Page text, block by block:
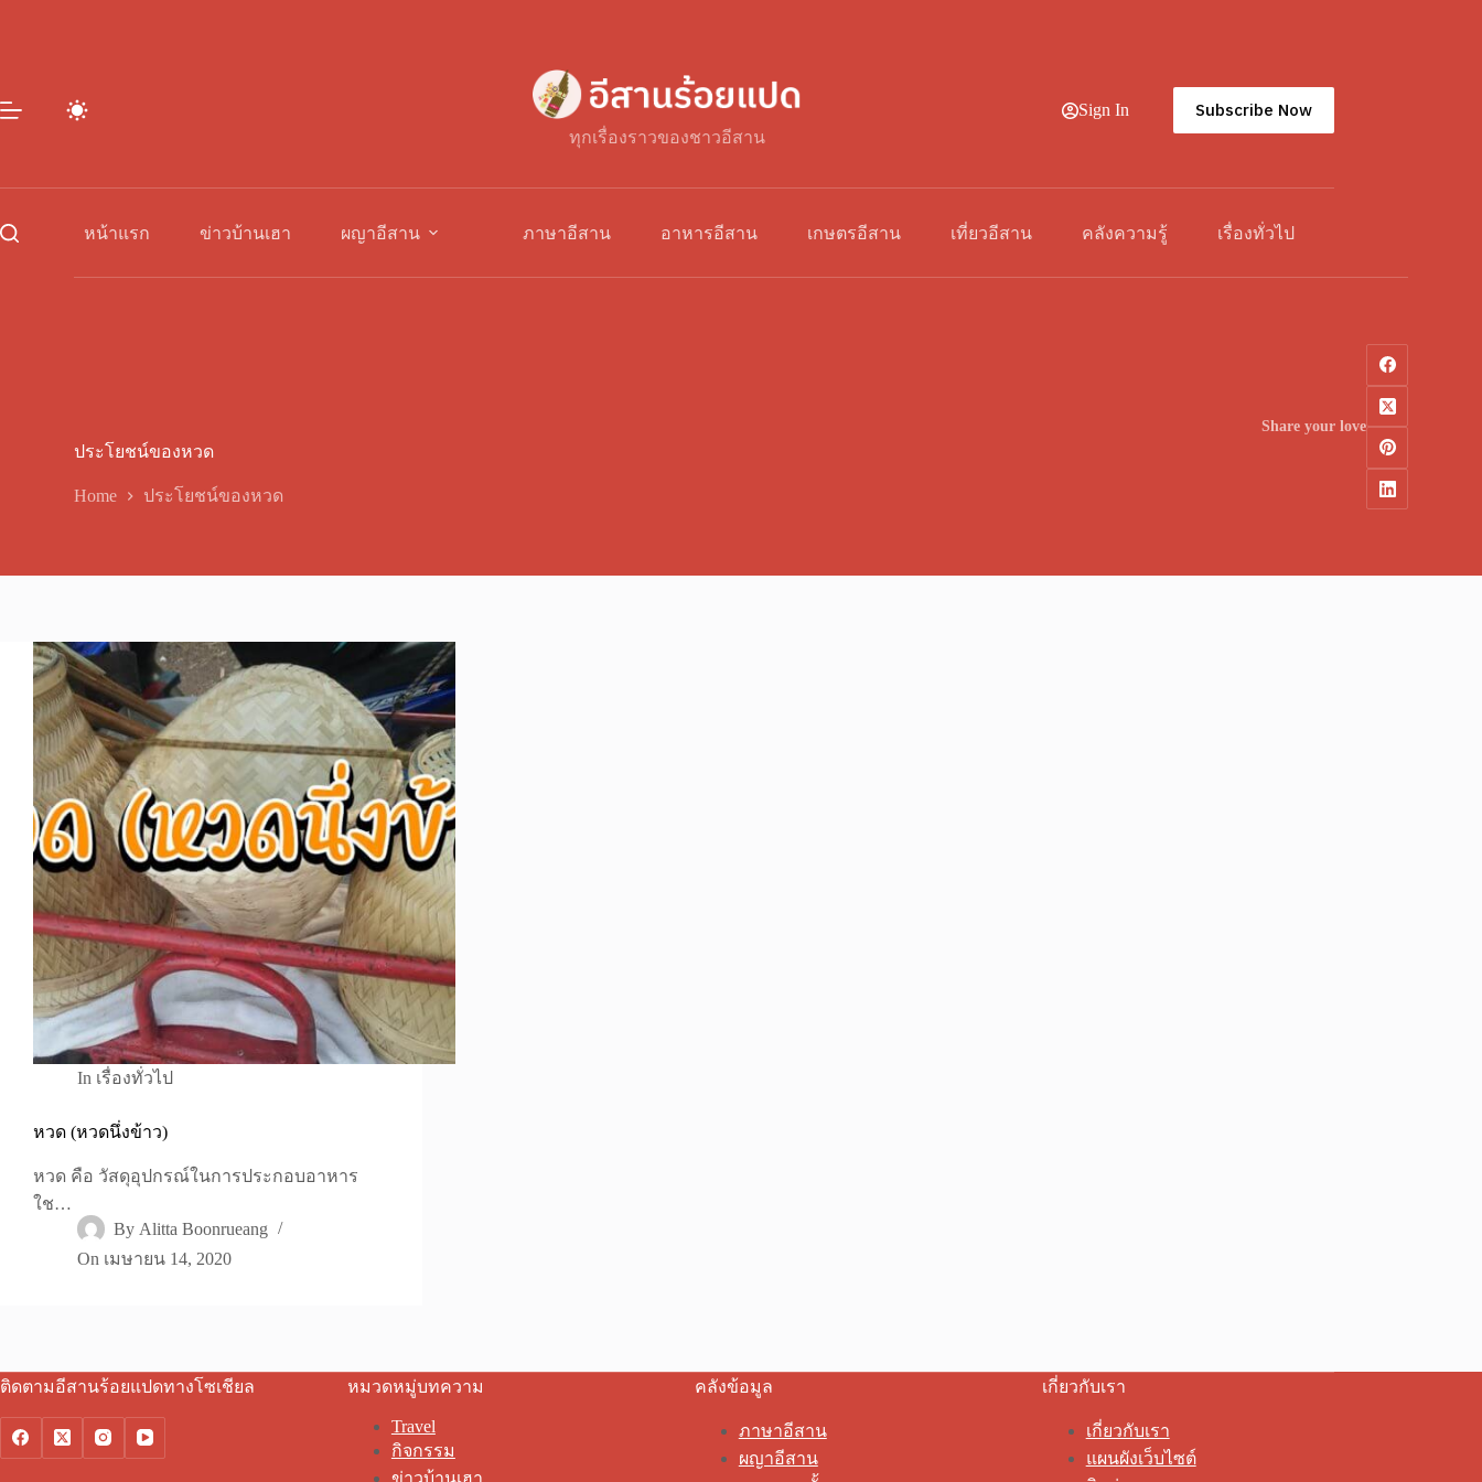
ทุกเรื่องราวของชาวอีสาน
Sign In Subscribe Now
หน้าแรก ข่าวบ้านเฮา ผญาอีสาน ภาษาอีสาน อาหารอีสาน เกษตรอีสาน เที่ยวอีสาน คลังความรู้ เรื่องทั่วไป
ประโยชน์ของหวด
Home ประโยชน์ของหวด
Share your love
In เรื่องทั่วไป
หวด (หวดนึ่งข้าว)
หวด คือ วัสดุอุปกรณ์ในการประกอบอาหาร
ใช…
By Alitta Boonrueang
On เมษายน 14, 2020
ติดตามอีสานร้อยแปดทางโซเชียล หมวดหมู่บทความ
Travel
กิจกรรม
คลังข้อมูล
ภาษาอีสาน
ผญาอีสาน
เกี่ยวกับเรา
เกี่ยวกับเรา
แผนผังเว็บไซต์